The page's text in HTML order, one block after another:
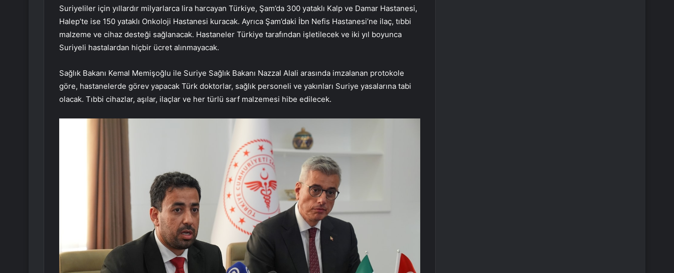
Suriyeliler için yıllardır milyarlarca lira harcayan Türkiye, Şam’da 300 yataklı Kalp ve Damar Hastanesi,
Halep’te ise 150 yataklı Onkoloji Hastanesi kuracak. Ayrıca Şam’daki İbn Nefis Hastanesi’ne ilaç, tıbbi
malzeme ve cihaz desteği sağlanacak. Hastaneler Türkiye tarafından işletilecek ve iki yıl boyunca
Suriyeli hastalardan hiçbir ücret alınmayacak.
Sağlık Bakanı Kemal Memişoğlu ile Suriye Sağlık Bakanı Nazzal Alali arasında imzalanan protokole
göre, hastanelerde görev yapacak Türk doktorlar, sağlık personeli ve yakınları Suriye yasalarına tabi
olacak. Tıbbi cihazlar, aşılar, ilaçlar ve her türlü sarf malzemesi hibe edilecek.